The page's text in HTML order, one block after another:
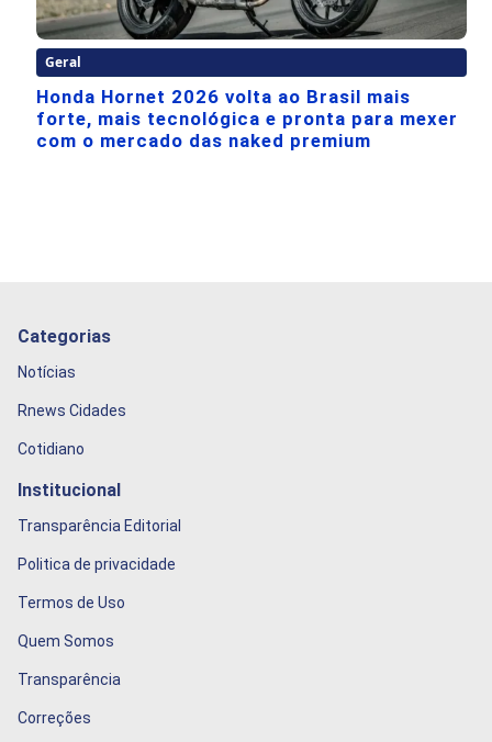
Geral
Honda Hornet 2026 volta ao Brasil mais
forte, mais tecnológica e pronta para mexer
com o mercado das naked premium
Categorias
Notícias
Rnews Cidades
Cotidiano
Institucional
Transparência Editorial
Politica de privacidade
Termos de Uso
Quem Somos
Transparência
Correções